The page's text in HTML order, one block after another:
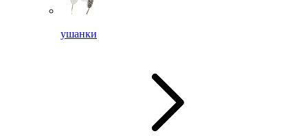
ушанки